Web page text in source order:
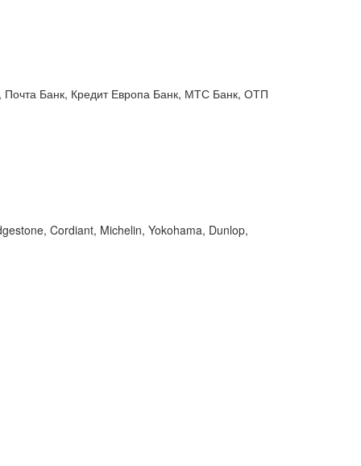
Банк, Кредит Европа Банк, МТС Банк, ОТП
Cordiant, Michelin, Yokohama, Dunlop,